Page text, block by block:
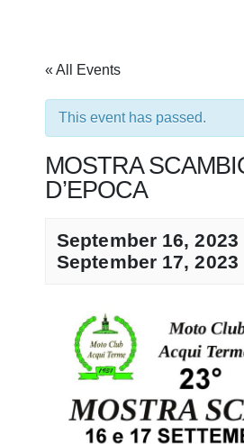
« All Events
This event has passed.
MOSTRA
D’EPOCA
September 16, 2023
September 17, 2023